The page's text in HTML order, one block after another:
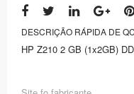
DESCRIÇÃO RÁPIDA DE
HP Z210 2 GB (1x2GB)